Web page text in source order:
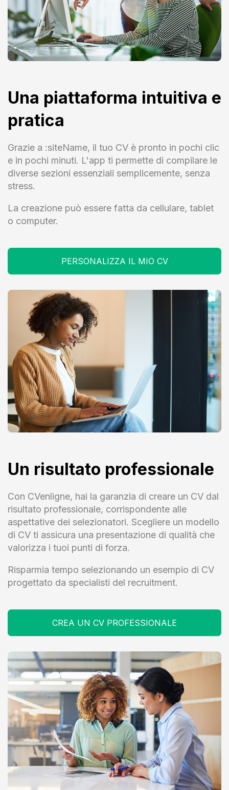
Una piattaforma intuitiva e
pratica
Grazie a :siteName, il tuo CV è pronto in pochi clic
e in pochi minuti. L'app ti permette di compilare le
diverse sezioni essenziali semplicemente, senza
stress.
La creazione può essere fatta da cellulare, tablet
o computer.
PERSONALIZZA IL MIO CV
Un risultato professionale
Con CVenligne, hai la garanzia di creare un CV dal
risultato professionale, corrispondente alle
aspettative dei selezionatori. Scegliere un modello
di CV ti assicura una presentazione di qualità che
valorizza i tuoi punti di forza.
Risparmia tempo selezionando un esempio di CV
progettato da specialisti del recruitment.
CREA UN CV PROFESSIONALE